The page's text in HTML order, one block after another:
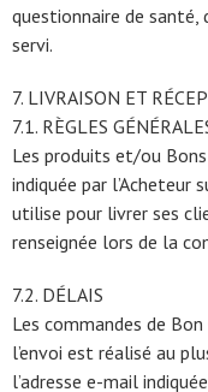
questionnaire de santé,
servi.
7. LIVRAISON ET
7.1. RÈGLES
Les produits et/ou Bons
indiquée par l’Acheteur
utilise pour livrer ses
renseignée lors de la
7.2. DÉLAIS
Les commandes de
l’envoi est réalisé au
l’adresse e-mail